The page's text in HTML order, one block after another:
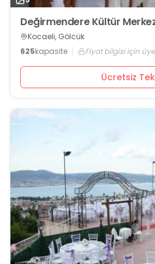
Değirmendere Kültür
Kocaeli, Gölcük
625kapasite Fiyat bilgisi için
Ücretsiz